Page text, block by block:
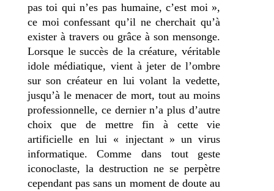
pas toi qui n’es pas humaine, c’est moi »,
ce moi confessant qu’il ne cherchait qu’à
exister à travers ou grâce à son mensonge.
Lorsque le succès de la créature, véritable
idole médiatique, vient à jeter de l’ombre
sur son créateur en lui volant la vedette,
jusqu’à le menacer de mort, tout au moins
professionnelle, ce dernier n’a plus d’autre
choix que de mettre fin à cette vie
artificielle en lui « injectant » un virus
informatique. Comme dans tout geste
iconoclaste, la destruction ne se perpètre
cependant pas sans un moment de doute au